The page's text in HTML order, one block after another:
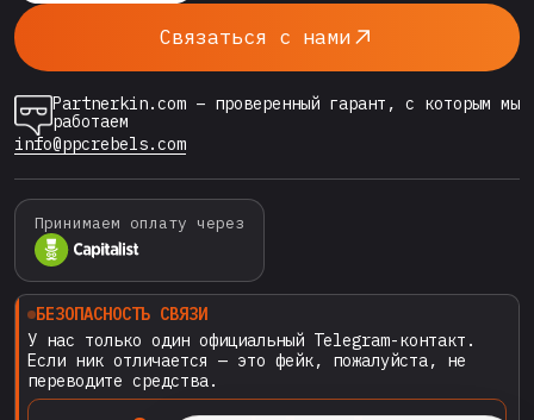
защитить арендованный аккаунт, и что
делать,…
ACCOUNTS
Связаться с нами
Partnerkin.com – проверенный гарант, с которым мы
работаем
info@ppcrebels.com
Принимаем оплату через
БЕЗОПАСНОСТЬ СВЯЗИ
У нас только один официальный Telegram-контакт.
Если ник отличается — это фейк, пожалуйста, не
переводите средства.